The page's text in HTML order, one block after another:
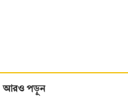
আরও পড়ুন